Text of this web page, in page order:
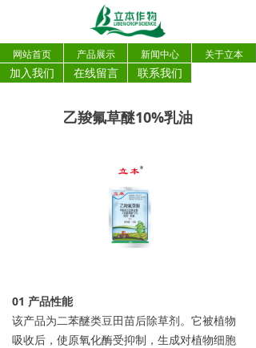
网站首页 产品展示 新闻中心 关于立本
加入我们 在线留言 联系我们
01 产品性能
该产品为二苯醚类豆田苗后除草剂。它被植物
吸收后，使原氧化酶受抑制，生成对植物细胞
乙羧氟草醚10%乳油